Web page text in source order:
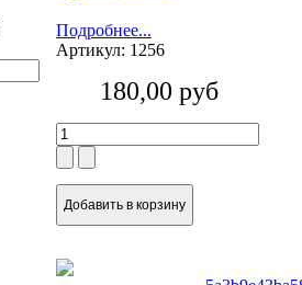
Подробнее...
Артикул: 1256
180,00 руб